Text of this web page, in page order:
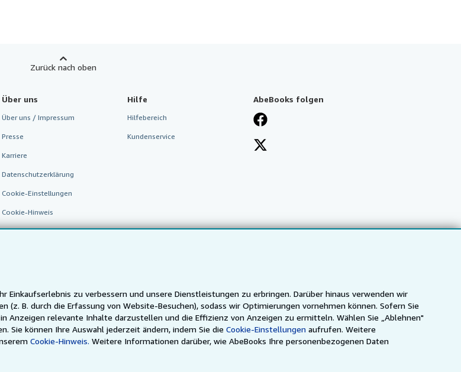
Einkaufserlebnis zu verbessern und unsere Dienstleistungen zu erbringen. Darüber hinaus verwenden wir
(z. B. durch die Erfassung von Website-Besuchen), sodass wir Optimierungen vornehmen können. Sofern Sie
Anzeigen relevante Inhalte darzustellen und die Effizienz von Anzeigen zu ermitteln. Wählen Sie „Ablehnen"
Sie können Ihre Auswahl jederzeit ändern, indem Sie dieCookie-Einstellungen aufrufen. Weitere
Cookie-Hinweis. Weitere Informationen darüber, wie AbeBooks Ihre personenbezogenen Daten
Zurück nach oben
Über uns
Über uns / Impressum
Presse
Karriere
Datenschutzerklärung
Cookie-Einstellungen
Cookie-Hinweis
Barrierefreiheit
Hilfe
Hilfebereich
Kundenservice
AbeBooks folgen
AbeBooks.it AbeBooks Aus/NZ AbeBooks.ca IberLibro.com ZVAB.com